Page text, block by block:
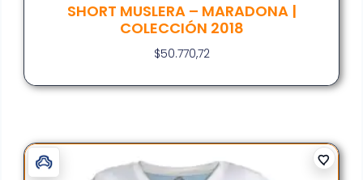
SHORT MUSLERA – MARADONA |
COLECCIÓN 2018
$50.770,72